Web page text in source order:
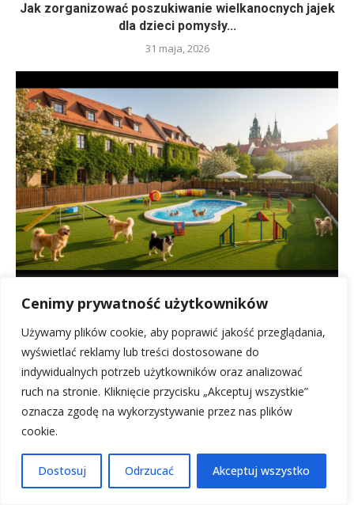
Cenimy prywatność użytkowników
Używamy plików cookie, aby poprawić jakość przeglądania,
wyświetlać reklamy lub treści dostosowane do
indywidualnych potrzeb użytkowników oraz analizować
ruch na stronie. Kliknięcie przycisku „Akceptuj wszystkie”
oznacza zgodę na wykorzystywanie przez nas plików
cookie.
Dostosuj Odrzucać Akceptuj wszystko
Jak zorganizować poszukiwanie wielkanocnych jajek
dla dzieci pomysły...
31 maja, 2026
Wakacje tuż, tuż! Sprawdź hotele dla psów w...
21 kwietnia, 2026